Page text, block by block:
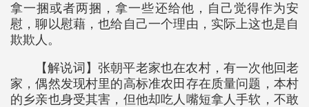
拿一捆或者两捆，拿一些还给他，自己觉得作为安
慰，聊以慰藉，也给自己一个理由，实际上这也是自
欺欺人。
【解说词】张朝平老家也在农村，有一次他回老
家，偶然发现村里的高标准农田存在质量问题，本村
的乡亲也身受其害，但他却吃人嘴短拿人手软，不敢